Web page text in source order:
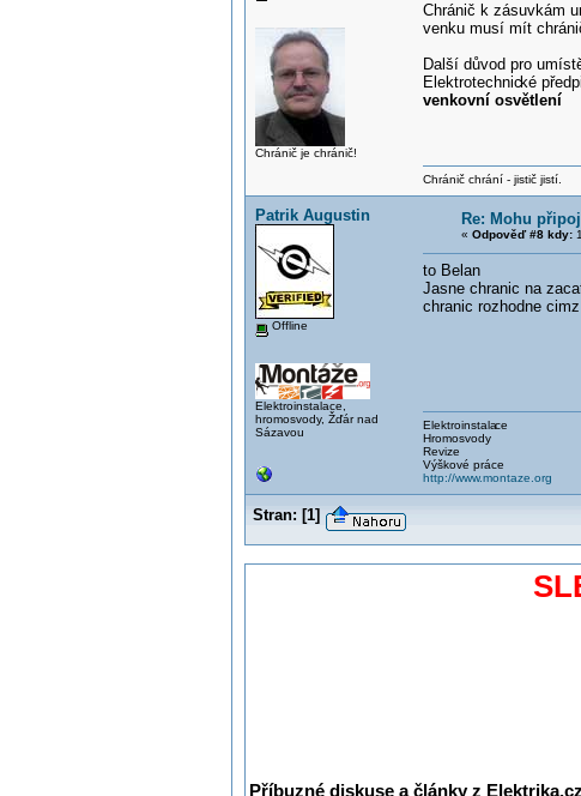
Chránič je chránič!
Chránič k zásuvkám
venku musí mít
Další důvod pro
Elektrotechnické
venkovní osvětlení
Chránič chrání - jistič jistí.
Patrik Augustin
Offline
Elektroinstalace,
hromosvody, Žďár nad
Sázavou
Re: Mohu
« Odpověď #8 kdy:
to Belan
Jasne chranic na
chranic rozhodne
Elektroinstalace
Hromosvody
Revize
Výškové práce
http://www.montaze.org
Stran: [1]
Příbuzné diskuse a články z Elektrika.cz